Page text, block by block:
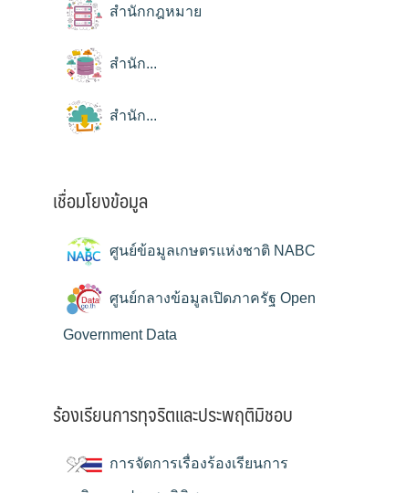
สำนักกฎหมาย
สำนัก...
สำนัก...
เชื่อมโยงข้อมูล
ศูนย์ข้อมูลเกษตรแห่งชาติ NABC
ศูนย์กลางข้อมูลเปิดภาครัฐ Open
Government Data
ร้องเรียนการทุจริตและประพฤติมิชอบ
การจัดการเรื่องร้องเรียนการ